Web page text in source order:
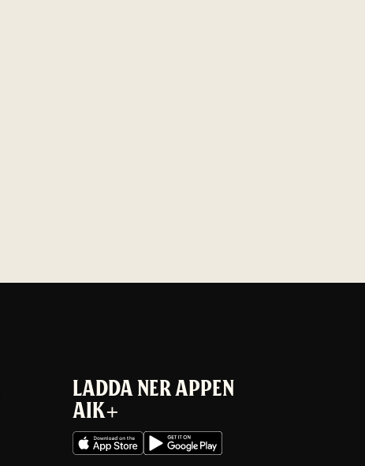
LADDA NER APPEN
AIK+